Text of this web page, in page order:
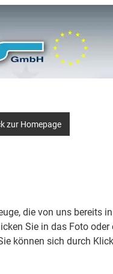
zur Homepage
die von uns bereits
Sie in das Foto
können sich durch